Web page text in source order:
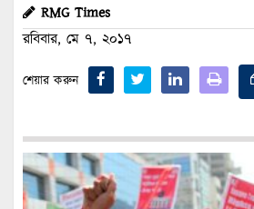
RMG Times
রবিবার, মে ৭, ২০১৭
শেয়ার করুন